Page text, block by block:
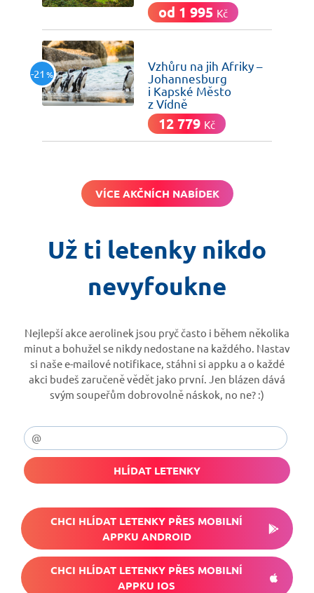
od 1 995 Kč
-21 %
Vzhůru na jih Afriky –
Johannesburg
i Kapské Město
z Vídně
12 779 Kč
VÍCE AKČNÍCH NABÍDEK
Už ti letenky nikdo
nevyfoukne
Nejlepší akce aerolinek jsou pryč často i během několika
minut a bohužel se nikdy nedostane na každého. Nastav
si naše e-mailové notifikace, stáhni si appku a o každé
akci budeš zaručeně vědět jako první. Jen blázen dává
svým soupeřům dobrovolně náskok, no ne? :)
HLÍDAT LETENKY
CHCI HLÍDAT LETENKY PŘES MOBILNÍ
APPKU ANDROID
CHCI HLÍDAT LETENKY PŘES MOBILNÍ
APPKU IOS